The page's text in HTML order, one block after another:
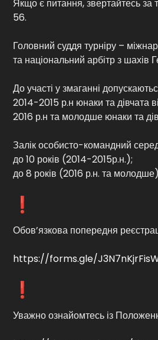
Якщо є питання, звертайтесь
56.
Головний суддя турніру –
та національний арбітр з шахів
До участі у змаганні
2014-2015 р.н юнаки та дівчата
2016 р.н та молодше юнаки та
Залік особисто-командний серед
до 10 років (2014-2015р.н.);
до 8 років (2016 р.н. та
Обов’язкова попередня
https://forms.gle/
Уважно ознайомтесь із